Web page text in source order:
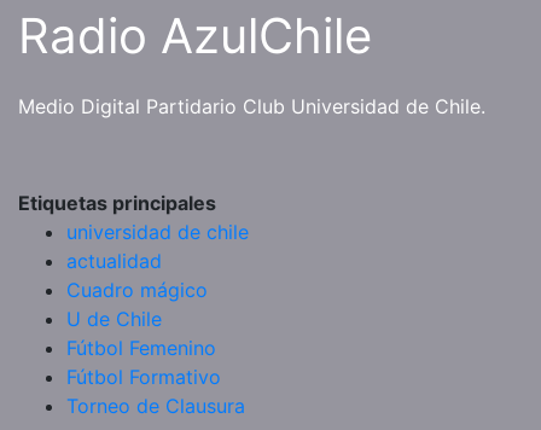
SaltarRadio AzulChile
Medio Digital Partidario Club Universidad de Chile.
Etiquetas principales
universidad de chile
actualidad
Cuadro mágico
U de Chile
Fútbol Femenino
Fútbol Formativo
Torneo de Clausura